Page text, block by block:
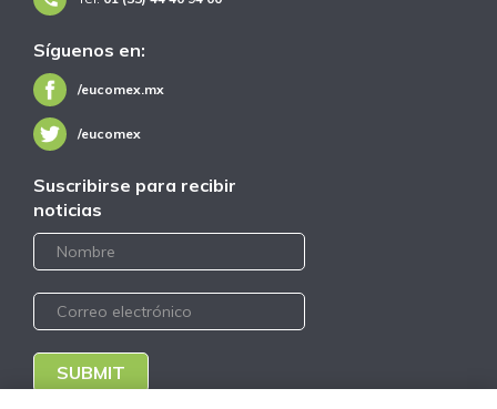
Síguenos en:
/eucomex.mx
/eucomex
Suscribirse para recibir
noticias
SUBMIT